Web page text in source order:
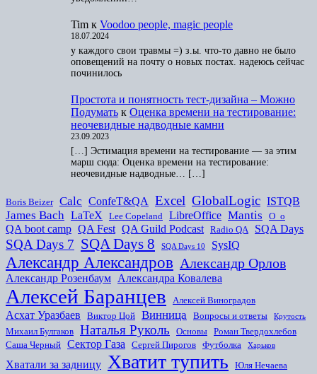
Tim к Voodoo people, magic people
18.07.2024
у каждого свои травмы =) з.ы. что-то давно не было
оповещений на почту о новых постах. надеюсь сейчас
починилось
Простота и понятность тест-дизайна – Можно
Подумать к Оценка времени на тестирование:
неочевидные надводные камни
23.09.2023
[…] Эстимация времени на тестирование — за этим
марш сюда: Оценка времени на тестирование:
неочевидные надводные… […]
Boris Beizer Calc ConfeT&QA Excel GlobalLogic ISTQB
James Bach LaTeX Lee Copeland LibreOffice Mantis O_o
QA boot camp QA Fest QA Guild Podcast Radio QA SQA Days
SQA Days 7 SQA Days 8 SQA Days 10 SysIQ
Александр Александров Александр Орлов
Александр Розенбаум Александра Ковалева
Алексей Баранцев Алексей Виноградов
Асхат Уразбаев Виктор Цой Винница Вопросы и ответы Крутость
Михаил Булгаков Наталья Руколь Основы Роман Твердохлебов
Саша Черный Сектор Газа Сергей Пирогов Футболка Харьков
Хватали за задницу Хватит тупить
Юля Нечаева